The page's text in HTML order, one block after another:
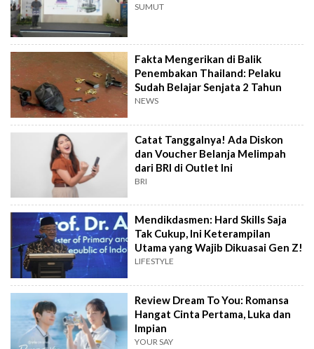
SUMUT
Fakta Mengerikan di Balik
Penembakan Thailand: Pelaku
Sudah Belajar Senjata 2 Tahun
NEWS
Catat Tanggalnya! Ada Diskon
dan Voucher Belanja Melimpah
dari BRI di Outlet Ini
BRI
Mendikdasmen: Hard Skills Saja
Tak Cukup, Ini Keterampilan
Utama yang Wajib Dikuasai Gen Z!
LIFESTYLE
Review Dream To You: Romansa
Hangat Cinta Pertama, Luka dan
Impian
YOUR SAY